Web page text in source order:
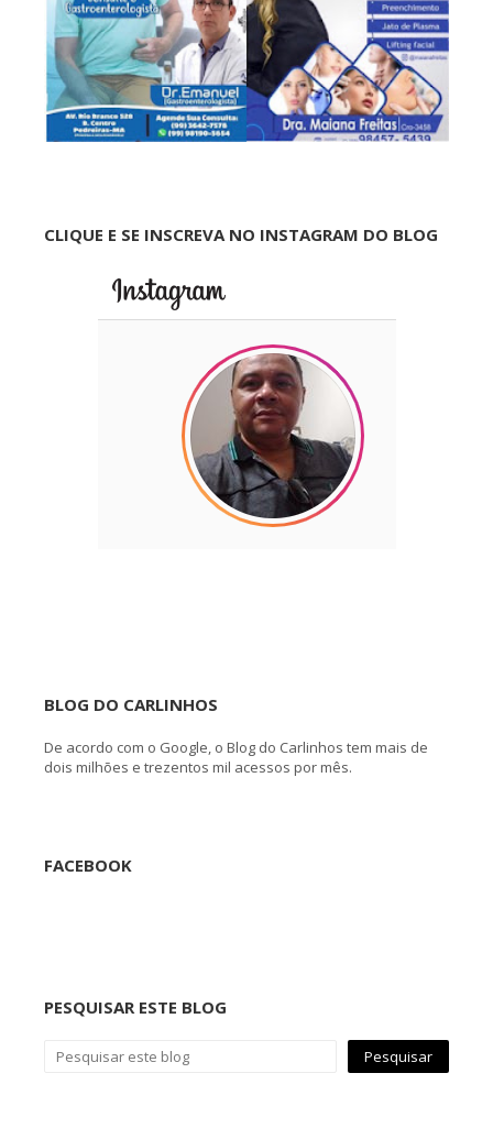
CLIQUE E SE INSCREVA NO INSTAGRAM DO BLOG
BLOG DO CARLINHOS
De acordo com o Google, o Blog do Carlinhos tem mais de
dois milhões e trezentos mil acessos por mês.
FACEBOOK
PESQUISAR ESTE BLOG